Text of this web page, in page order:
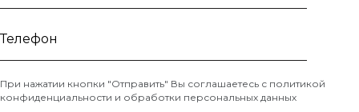
Ваше
Телефон
*
При нажатии кнопки "Отправить" Вы соглашаетесь с политикой
конфиденциальности и обработки персональных данных